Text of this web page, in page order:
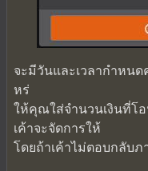
จะมีวันและเวลากำหนด
หร่
ให้คุณใส่จำนวนเงินที่โ
เค้าจะจัดการให้
โดยถ้าเค้าไม่ตอบกลับ